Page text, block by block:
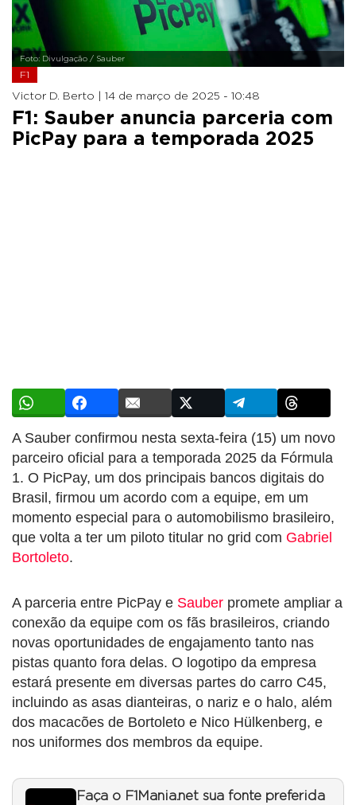
Foto: Divulgação / Sauber
F1
Victor D. Berto | 14 de março de 2025 - 10:48
F1: Sauber anuncia parceria com
PicPay para a temporada 2025
A Sauber confirmou nesta sexta-feira (15) um novo
parceiro oficial para a temporada 2025 da Fórmula
1. O PicPay, um dos principais bancos digitais do
Brasil, firmou um acordo com a equipe, em um
momento especial para o automobilismo brasileiro,
que volta a ter um piloto titular no grid com Gabriel
Bortoleto.
A parceria entre PicPay e Sauber promete ampliar a
conexão da equipe com os fãs brasileiros, criando
novas oportunidades de engajamento tanto nas
pistas quanto fora delas. O logotipo da empresa
estará presente em diversas partes do carro C45,
incluindo as asas dianteiras, o nariz e o halo, além
dos macacões de Bortoleto e Nico Hülkenberg, e
nos uniformes dos membros da equipe.
Faça o F1Mania.net sua fonte preferida